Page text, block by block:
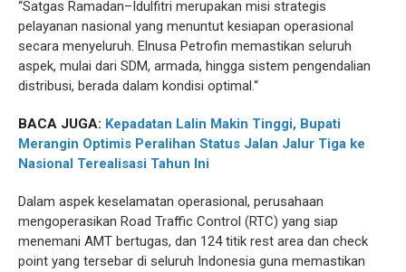
“Satgas Ramadan–Idulfitri merupakan misi strategis
pelayanan nasional yang menuntut kesiapan operasional
secara menyeluruh. Elnusa Petrofin memastikan seluruh
aspek, mulai dari SDM, armada, hingga sistem pengendalian
distribusi, berada dalam kondisi optimal.“
BACA JUGA: Kepadatan Lalin Makin Tinggi, Bupati
Merangin Optimis Peralihan Status Jalan Jalur Tiga ke
Nasional Terealisasi Tahun Ini
Dalam aspek keselamatan operasional, perusahaan
mengoperasikan Road Traffic Control (RTC) yang siap
menemani AMT bertugas, dan 124 titik rest area dan check
point yang tersebar di seluruh Indonesia guna memastikan